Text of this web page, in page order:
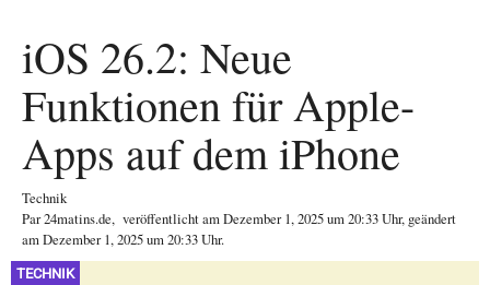
iOS 26.2: Neue
Funktionen für Apple-
Apps auf dem iPhone
Technik
Par24matins.de, veröffentlicht amDezember 1, 2025um 20:33 Uhr, geändert
am Dezember 1, 2025 um 20:33 Uhr.
TECHNIK